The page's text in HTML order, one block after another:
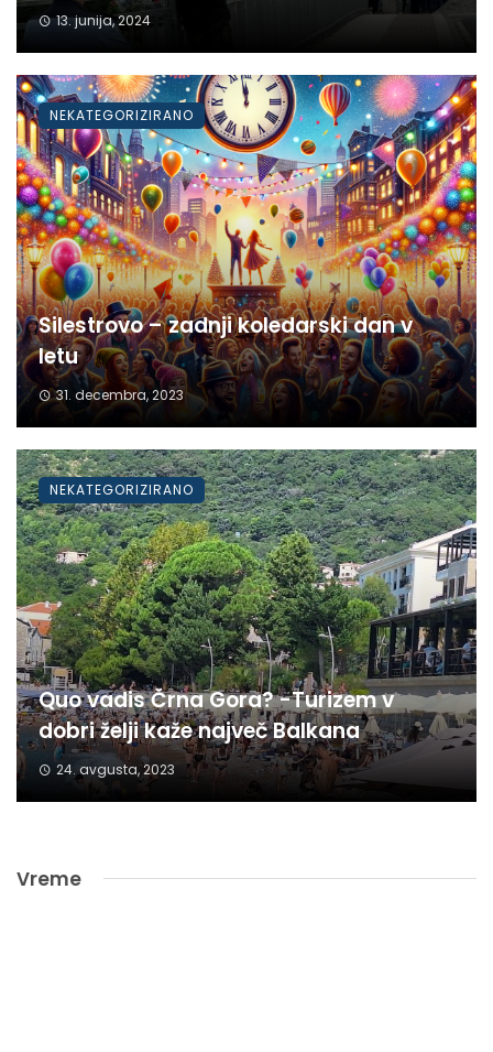
13. junija, 2024
Silestrovo – zadnji koledarski dan v
letu
31. decembra, 2023
NEKATEGORIZIRANO
Quo vadis Črna Gora? -Turizem v
dobri želji kaže največ Balkana
24. avgusta, 2023
NEKATEGORIZIRANO
Vreme